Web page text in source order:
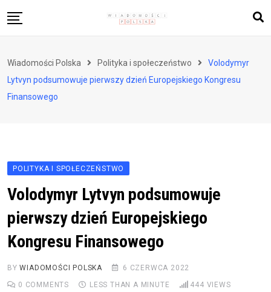
to
Zdrowie i styl życia
Wiadomości Polska Polityka i społeczeństwo
Volodymyr
Lytvyn podsumowuje pierwszy dzień Europejskiego Kongresu
Finansowego
POLITYKA I SPOŁECZEŃSTWO
Volodymyr Lytvyn podsumowuje
pierwszy dzień Europejskiego
Kongresu Finansowego
BYWIADOMOŚCI POLSKA
6 CZERWCA 2022
0 COMMENTS LESS THAN A MINUTE 444 VIEWS